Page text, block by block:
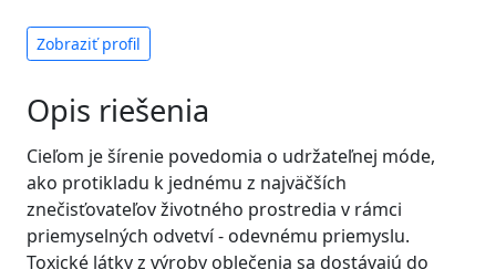
Zobraziť profil
Opis riešenia
Cieľom je šírenie povedomia o udržateľnej móde,
ako protikladu k jednému z najväčších
znečisťovateľov životného prostredia v rámci
priemyselných odvetví - odevnému priemyslu.
Toxické látky z výroby oblečenia sa dostávajú do